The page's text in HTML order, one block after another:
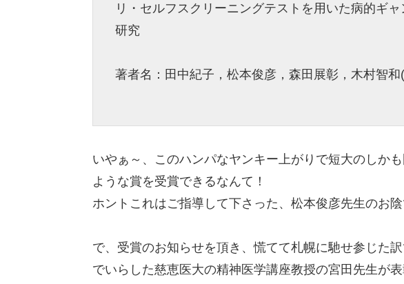
リ・セルフスクリーニングテストを用いた病的ギ
研究
著者名：田中紀子，松本俊彦，森田展彰，木村智
いやぁ～、このハンパなヤンキー上がりで短大のしか
ような賞を受賞できるなんて！
ホントこれはご指導して下さった、松本俊彦先生のお陰
で、受賞のお知らせを頂き、慌てて札幌に馳せ参じた
でいらした慈恵医大の精神医学講座教授の宮田先生が